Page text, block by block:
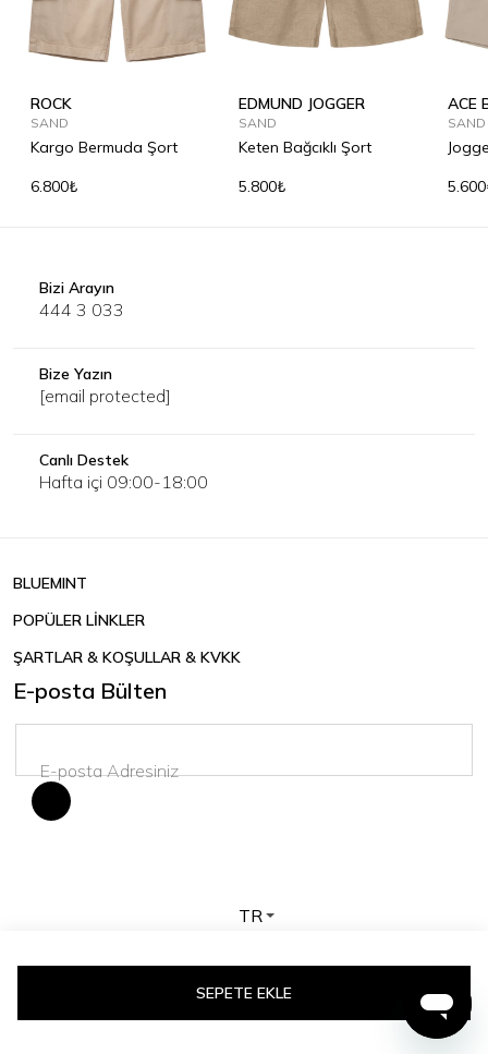
SEPETE EKLE
ROCK
SAND
Kargo Bermuda Şort
6.800₺
EDMUND JOGGER
SAND
Keten Bağcıklı Şort
5.800₺
ACE
SAND
Bizi Arayın
444 3 033
Bize Yazın
[email protected]
Canlı Destek
Hafta içi 09:00-18:00
BLUEMINT
POPÜLER LİNKLER
ŞARTLAR & KOŞULLAR & KVKK
E-posta Bülten
TR